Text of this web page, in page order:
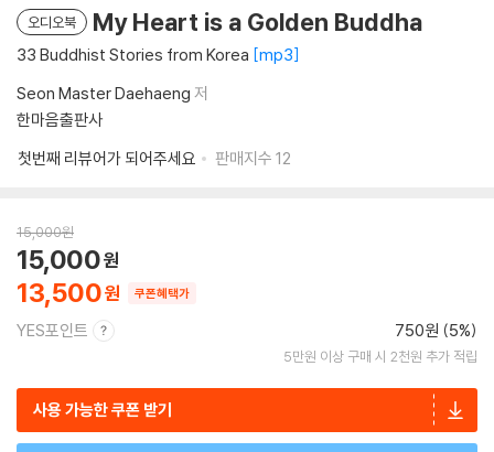
오디오북 My Heart is a Golden Buddha
33 Buddhist Stories from Korea mp3
Seon Master Daehaeng 저
한마음출판사
첫번째 리뷰어가 되어주세요
판매지수 12
15,000원
13,500
15,000
쿠폰혜택가
YES포인트 750원 (5%)
5만원 이상 구매 시 2천원 추가 적립
사용 가능한 쿠폰 받기